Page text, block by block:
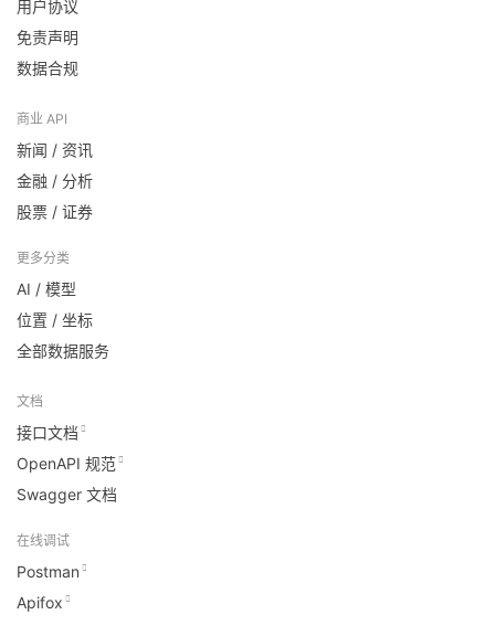
用户协议
免责声明
数据合规
商业 API
新闻 / 资讯
金融 / 分析
股票 / 证券
更多分类
AI / 模型
位置 / 坐标
全部数据服务
文档
接口文档
OpenAPI 规范
Swagger 文档
在线调试
Postman
Apifox